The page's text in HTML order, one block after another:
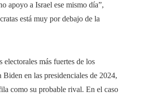
apoyo a Israel ese mismo día”,
está muy por debajo de la
más fuertes de los
en las presidenciales de 2024,
como su probable rival. En el caso